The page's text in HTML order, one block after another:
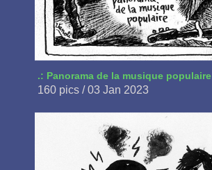
.: Panorama de la musique populaire
160 pics / 03 Jan 2023